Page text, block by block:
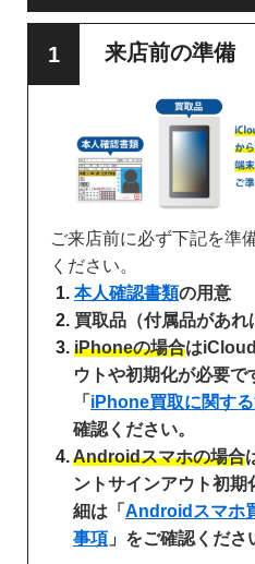
来店前の準備
ご来店前に必ず下記を準
ください。
本人確認書類の用意
買取品（付属品があれ
iPhoneの場合は
ウトや初期化が必要で
「 iPhone買取に関す
確認ください。
Androidスマホの場合
ントサインアウト初期
細は「 Androidスマホ
事項 」をご確認くださ